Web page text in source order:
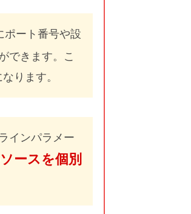
ポート番号や設
できます。こ
ります。
インパラメー
ースを個別